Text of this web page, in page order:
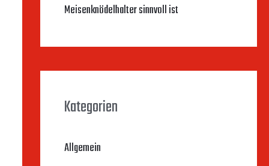
Meisenknödelhalter sinnvoll ist
Kategorien
Allgemein